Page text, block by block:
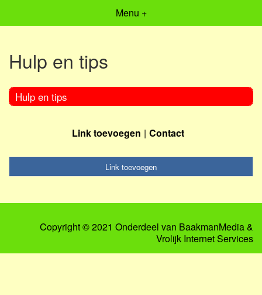
Menu +
Hulp en tips
Hulp en tips
Link toevoegen Contact
Link toevoegen
Copyright © 2021 Onderdeel van BaakmanMedia&
Vrolijk Internet Services